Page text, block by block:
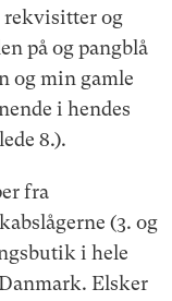
rekvisitter og
på og pangblå
og min gamle
i hendes
8.).
fra
(3. og
i hele
Elsker